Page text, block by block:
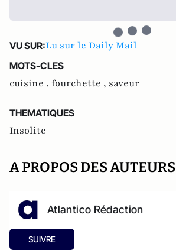
VU SUR:Lu sur le Daily Mail
MOTS-CLES
cuisine , fourchette , saveur
THEMATIQUES
Insolite
A PROPOS DES AUTEURS
Atlantico Rédaction
SUIVRE